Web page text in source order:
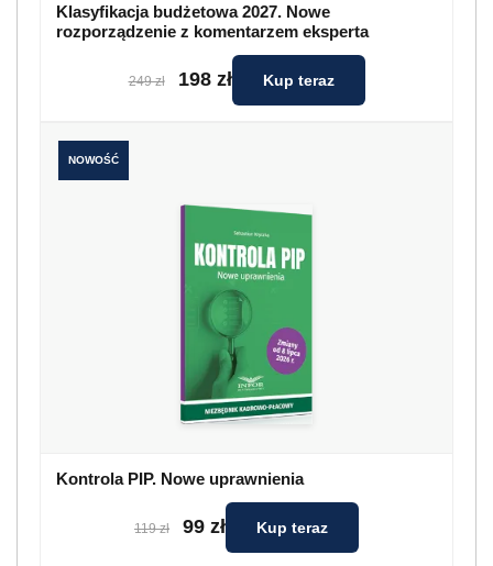
Klasyfikacja budżetowa 2027. Nowe
rozporządzenie z komentarzem eksperta
249 zł 198 zł Kup teraz
NOWOŚĆ
Kontrola PIP. Nowe uprawnienia
119 zł 99 zł Kup teraz